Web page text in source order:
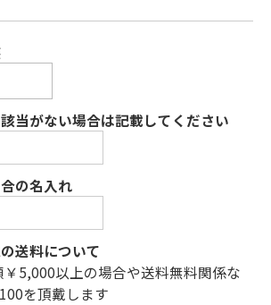
当がない場合は記載してください
の名入れ
送料について
5,000以上の場合や送料無料関係な
を頂戴します